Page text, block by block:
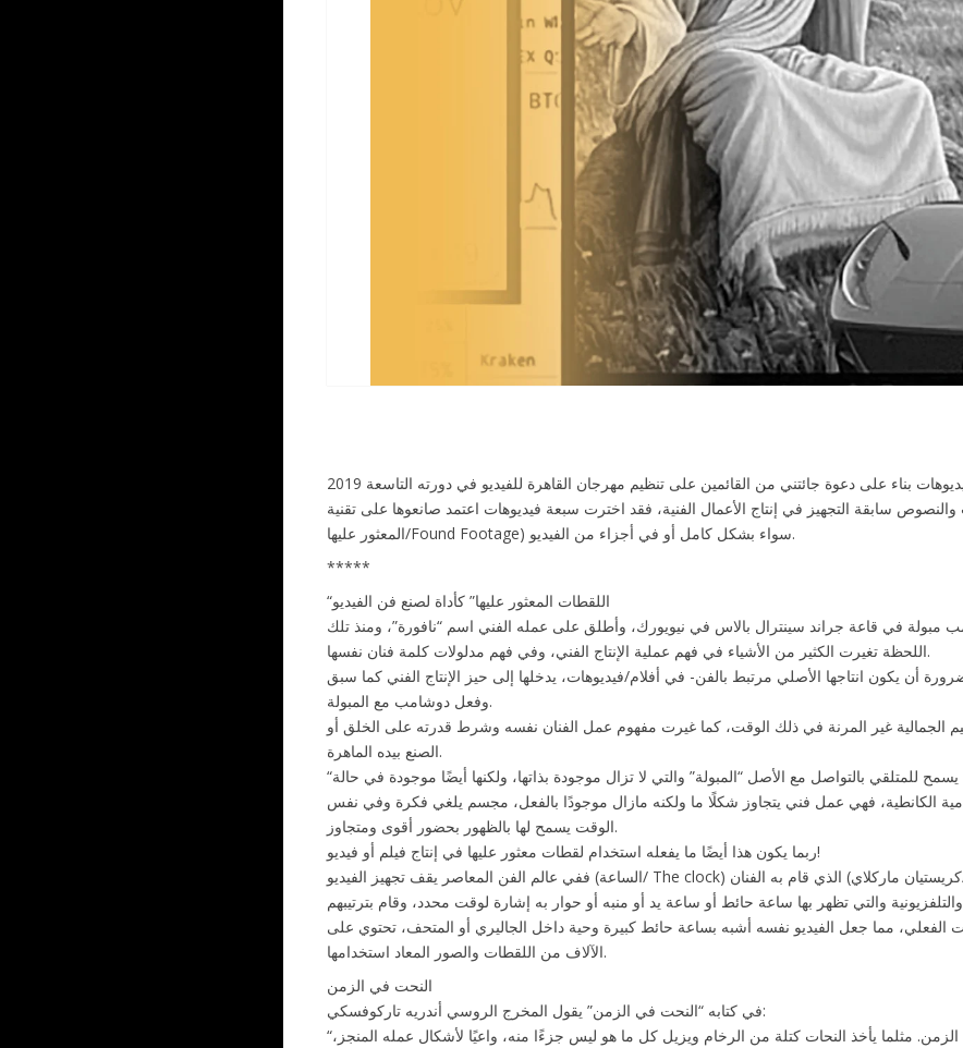
سابقة التجهيز في إنتاج الأعمال الفنية، فقد اخترت سبعة فيديوهات اعتمد صانعوها على تقنية (اللقطات
المعثور عليها/Found Footage) سواء بشكل كامل أو في أجزاء من الفيديو.
*****
“اللقطات المعثور عليها” كأداة لصنع فن الفيديو
في إبريل 1917، وضع مارسيل دوشامب مبولة في قاعة جراند سينترال بالاس في نيويورك، وأطلق على عمله الفني اسم “نافورة”، ومنذ تلك
اللحظة تغيرت الكثير من الأشياء في فهم عملية الإنتاج الفني، وفي فهم مدلولات كلمة فنان نفسها.
أن يكون انتاجها الأصلي مرتبط بالفن- في أفلام/فيديوهات، يدخلها إلى حيز الإنتاج الفني كما سبق
وفعل دوشامب مع المبولة.
الجمالية غير المرنة في ذلك الوقت، كما غيرت مفهوم عمل الفنان نفسه وشرط قدرته على الخلق أو
الصنع بيده الماهرة.
“النافورة” كانت مجسم لم يتم انتاجه بأيدي الفنان، كانت فقط مجسم يسمح للمتلقي بالتواصل مع الأصل “المبولة” والتي لا تزال موجودة بذاتها، ولكنها أيضًا موجودة في حالة
الكانطية، فهي عمل فني يتجاوز شكلًا ما ولكنه مازال موجودًا بالفعل، مجسم يلغي فكرة وفي نفس
الوقت يسمح لها بالظهور بحضور أقوى ومتجاوز.
ربما يكون هذا أيضًا ما يفعله استخدام لقطات معثور عليها في إنتاج فيلم أو فيديو!
ففي عالم الفن المعاصر يقف تجهيز الفيديو (الساعة/ The clock) الذي قام به الفنان (كريستيان ماركلاي/ Christian Marclay) عام 2010 كأشهر فيديو تم إستخدام فيه تقنية
والتي تظهر بها ساعة حائط أو ساعة يد أو منبه أو حوار به إشارة لوقت محدد، وقام بترتيبهم
إلى الوقت الفعلي، مما جعل الفيديو نفسه أشبه بساعة حائط كبيرة وحية داخل الجاليري أو المتحف، تحتوي على
الآلاف من اللقطات والصور المعاد استخدامها.
النحت في الزمن
في كتابه “النحت في الزمن” يقول المخرج الروسي أندريه تاركوفسكي:
“ما هو أساس عمل المخرج؟ نستطيع أن نحدد هذا العمل باعتباره نحتًا في الزمن. مثلما يأخذ النحات كتلة من الرخام ويزيل كل ما هو ليس جزءًا منه، واعيًا لأشكال عمله المنجز،